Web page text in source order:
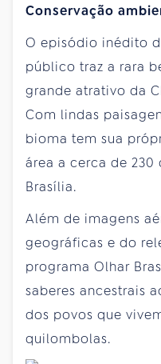
Conservação
O episódio inédito
público traz a rara
grande atrativo da
Com lindas
bioma tem sua
área a cerca de
Brasília.
Além de imagens
geográficas e do
programa Olhar
saberes ancestrais
dos povos que
quilombolas.